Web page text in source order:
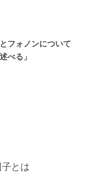
フォノンについて
べる」
とは